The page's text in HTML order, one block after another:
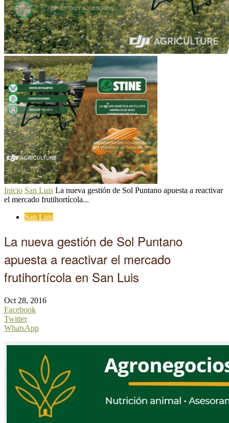
Inicio San Luis La nueva gestión de Sol Puntano apuesta a reactivar
el mercado frutihortícola...
San Luis
La nueva gestión de Sol Puntano
apuesta a reactivar el mercado
frutihortícola en San Luis
Oct 28, 2016
Facebook
Twitter
WhatsApp